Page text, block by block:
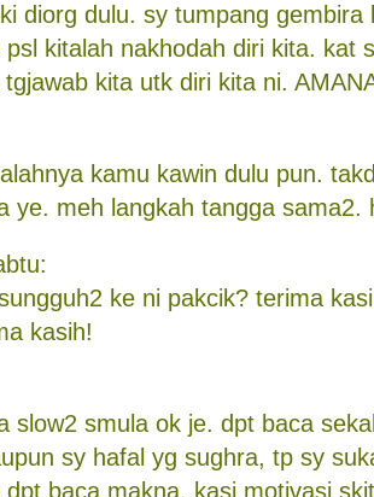
diorg dulu. sy tumpang
kitalah nakhodah diri kita. kat
tgjawab kita utk diri kita ni.
kamu kawin dulu pun.
ye. meh langkah tangga sama2.
ke ni pakcik? terima
kasih!
slow2 smula ok je. dpt baca
sy hafal yg sughra, tp sy
dpt baca makna. kasi motivasi